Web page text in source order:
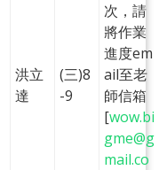
洪立
達
(三)8
-9
次，請
將作業
進度em
ail至老
師信箱
[wow.bi
gme@g
mail.co